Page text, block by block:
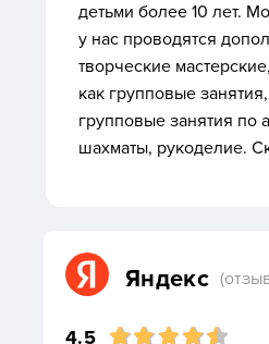
детьми более 10 лет.
у нас проводятся
творческие
как групповые
групповые занятия по
шахматы, рукоделие.
Яндекс
4.5